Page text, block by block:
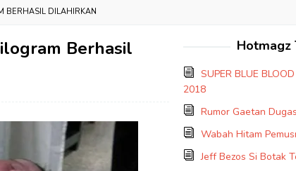
BERHASIL DILAHIRKAN
Berhasil
Hotmagz
SUPER BLUE
2018
Rumor Gaetan
Wabah Hitam
Jeff Bezos Si Botak